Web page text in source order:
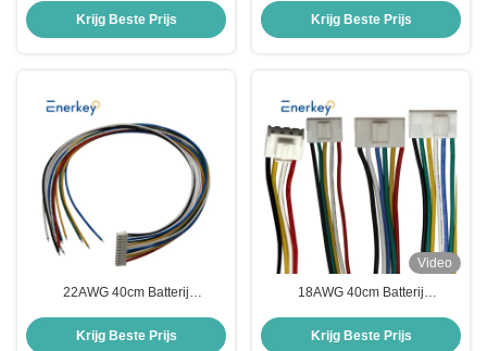
pin 6 pin Kabelconnector
Krijg Beste Prijs
Interface Board Extra onderste
Krijg Beste Prijs
22AWG 40cm Batterij
2/3/4/5/6/7/8/9/10/11/12/13/14/15/16/
Krijg Beste Prijs
Video
18AWG 40cm Batterij
Pin Wiring Harness Connector
Krijg Beste Prijs